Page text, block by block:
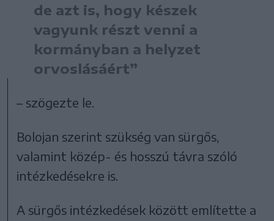
de azt is, hogy készek
vagyunk részt venni a
kormányban a helyzet
orvoslásáért”
– szögezte le.
Bolojan szerint szükség van sürgős,
valamint közép- és hosszú távra szóló
intézkedésekre is.
A sürgős intézkedések között említette a